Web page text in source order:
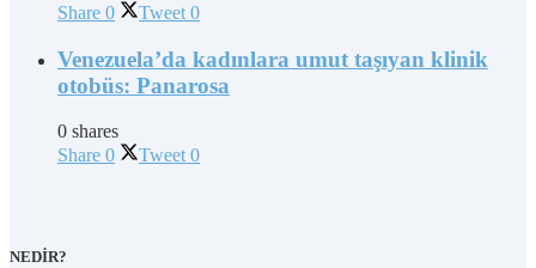
Share 0 Tweet 0
Venezuela’da kadınlara umut taşıyan klinik
otobüs: Panarosa
0 shares
Share 0 Tweet 0
NEDİR?